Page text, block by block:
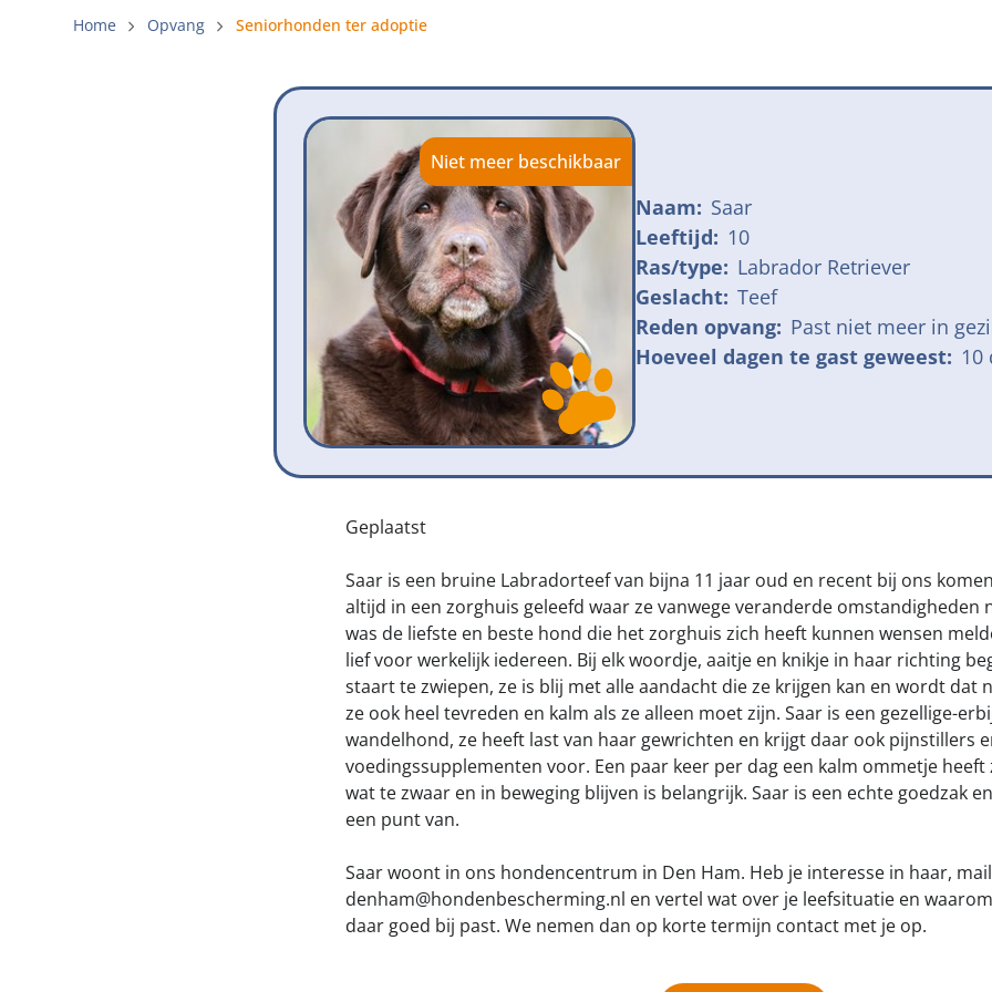
Gemeentelijk meldpunt bijtincidenten
Bescherming tegen grasaren
Home Opvang Seniorhonden ter adoptie
Niet meer beschikbaar
Naam: Saar
Leeftijd: 10
Ras/type: Labrador Retriever
Geslacht: Teef
Reden opvang: Past niet meer in
Hoeveel dagen te gast geweest: 10
Geplaatst
Saar is een bruine Labradorteef van bijna 11 jaar oud en recent bij ons
altijd in een zorghuis geleefd waar ze vanwege veranderde omstandigheden
was de liefste en beste hond die het zorghuis zich heeft kunnen wensen
lief voor werkelijk iedereen. Bij elk woordje, aaitje en knikje in haar richting
staart te zwiepen, ze is blij met alle aandacht die ze krijgen kan en wordt dat
ze ook heel tevreden en kalm als ze alleen moet zijn. Saar is een gezellige-
wandelhond, ze heeft last van haar gewrichten en krijgt daar ook pijnstillers
voedingssupplementen voor. Een paar keer per dag een kalm ommetje heeft
wat te zwaar en in beweging blijven is belangrijk. Saar is een echte goedzak
een punt van.
Saar woont in ons hondencentrum in Den Ham. Heb je interesse in haar,
denham@hondenbescherming.nl en vertel wat over je leefsituatie en
daar goed bij past. We nemen dan op korte termijn contact met je op.